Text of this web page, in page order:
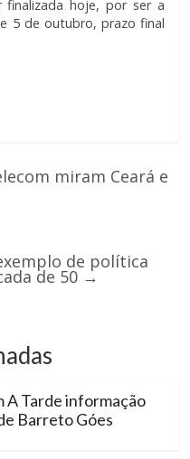
finalizada hoje, por ser a
5 de outubro, prazo final
miram Ceará e
de política
de 50 →
A Tarde informação
Barreto Góes